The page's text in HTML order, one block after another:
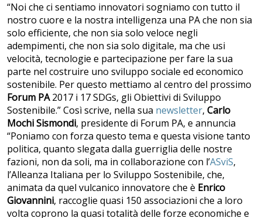
“Noi che ci sentiamo innovatori sogniamo con tutto il
nostro cuore e la nostra intelligenza una PA che non sia
solo efficiente, che non sia solo veloce negli
adempimenti, che non sia solo digitale, ma che usi
velocità, tecnologie e partecipazione per fare la sua
parte nel costruire uno sviluppo sociale ed economico
sostenibile. Per questo mettiamo al centro del prossimo
Forum PA2017 i 17 SDGs, gli Obiettivi di Sviluppo
Sostenibile.” Così scrive, nella sua newsletter, Carlo
Mochi Sismondi, presidente di Forum PA, e annuncia
“Poniamo con forza questo tema e questa visione tanto
politica, quanto slegata dalla guerriglia delle nostre
fazioni, non da soli, ma in collaborazione con l’ASviS,
l’Alleanza Italiana per lo Sviluppo Sostenibile, che,
animata da quel vulcanico innovatore che è Enrico
Giovannini, raccoglie quasi 150 associazioni che a loro
volta coprono la quasi totalità delle forze economiche e